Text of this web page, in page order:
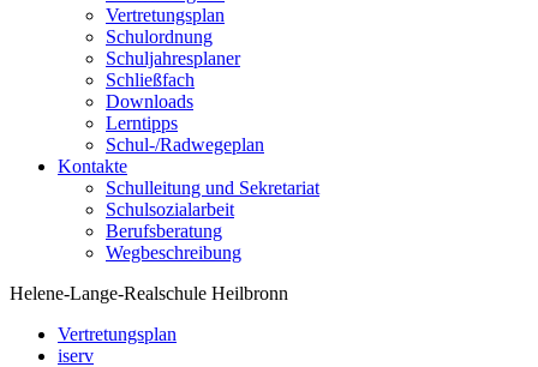
Vertretungsplan
Schulordnung
Schuljahresplaner
Schließfach
Downloads
Lerntipps
Schul-/Radwegeplan
Kontakte
Schulleitung und Sekretariat
Schulsozialarbeit
Berufsberatung
Wegbeschreibung
Helene-Lange-Realschule Heilbronn
Vertretungsplan
iserv